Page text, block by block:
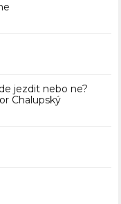
jezdit nebo ne?
Chalupský